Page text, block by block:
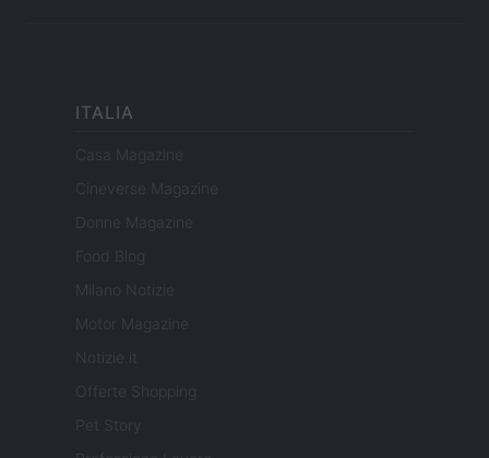
ITALIA
Casa Magazine
Cineverse Magazine
Donne Magazine
Food Blog
Milano Notizie
Motor Magazine
Notizie.it
Offerte Shopping
Pet Story